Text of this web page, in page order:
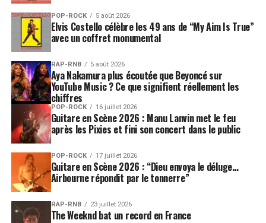
POP-ROCK 5 août 2026
Elvis Costello célèbre les 49 ans de “My Aim Is True”
avec un coffret monumental
RAP-RNB 5 août 2026
Aya Nakamura plus écoutée que Beyoncé sur
YouTube Music ? Ce que signifient réellement les
chiffres
POP-ROCK 16 juillet 2026
Guitare en Scène 2026 : Manu Lanvin met le feu
après les Pixies et fini son concert dans le public
POP-ROCK 17 juillet 2026
Guitare en Scène 2026 : “Dieu envoya le déluge…
Airbourne répondit par le tonnerre”
RAP-RNB 23 juillet 2026
The Weeknd bat un record en France